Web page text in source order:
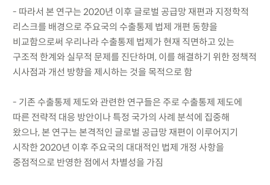
- 따라서 본 연구는 2020년 이후 글로벌 공급망 재편과 지정학적
리스크를 배경으로 주요국의 수출통제 법제 개편 동향을
비교함으로써 우리나라 수출통제 법제가 현재 직면하고 있는
구조적 한계와 실무적 문제를 진단하며, 이를 해결하기 위한 정책적
시사점과 개선 방향을 제시하는 것을 목적으로 함
- 기존 수출통제 제도와 관련한 연구들은 주로 수출통제 제도에
따른 전략적 대응 방안이나 특정 국가의 사례 분석에 집중해
왔으나, 본 연구는 본격적인 글로벌 공급망 재편이 이루어지기
시작한 2020년 이후 주요국의 대대적인 법제 개정 사항을
중점적으로 반영한 점에서 차별성을 가짐